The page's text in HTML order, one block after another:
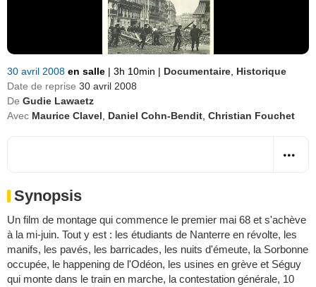
30 avril 2008 en salle | 3h 10min | Documentaire Historique
Date de reprise 30 avril 2008
De Gudie Lawaetz
Avec Maurice Clavel Daniel Cohn-Bendit Christian Fouchet
Synopsis
Un film de montage qui commence le premier mai 68 et s'achève
à la mi-juin. Tout y est : les étudiants de Nanterre en révolte, les
manifs, les pavés, les barricades, les nuits d'émeute, la Sorbonne
occupée, le happening de l'Odéon, les usines en grève et Séguy
qui monte dans le train en marche, la contestation générale, 10